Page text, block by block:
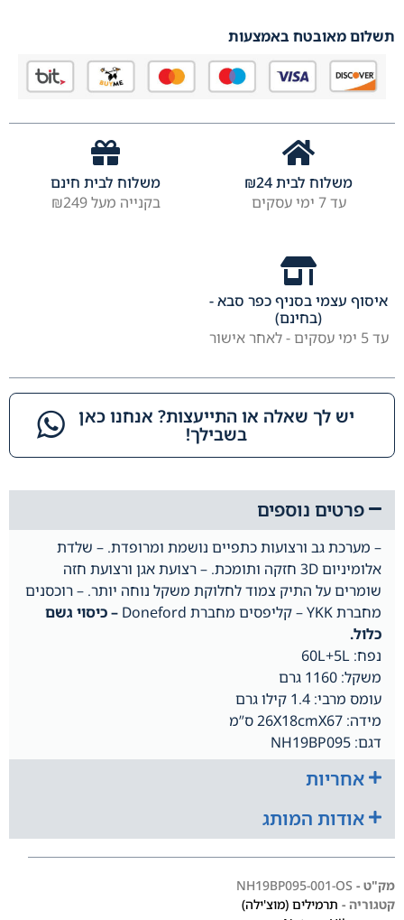
פרטים נוספים
– מערכת גב ורצועות כתפיים נושמת ומרופדת. – שלדת
אלומיניום 3D חזקה ותומכת. – רצועת אגן ורצועת חזה
שומרים על התיק צמוד לחלוקת משקל נוחה יותר. – רוכסנים
מחברת YKK – קליפסים מחברת Doneford
– כיסוי גשם
כלול.
נפח: 60L+5L
משקל: 1160 גרם
עומס מרבי: 1.4 קילו גרם
מידה: 26X18cmX67 ס”מ
דגם: NH19BP095
אחריות
אודות המותג
מק"ט - NH19BP095-001-OS
קטגוריה - תרמילים (מוצ'ילה)
תשלום מאובטח באמצעות
משלוח לבית ₪24
עד 7 ימי עסקים
משלוח לבית חינם
בקנייה מעל ₪249
איסוף עצמי בסניף כפר סבא -
(בחינם)
עד 5 ימי עסקים - לאחר אישור
יש לך שאלה או התייעצות? אנחנו כאן
בשבילך!​